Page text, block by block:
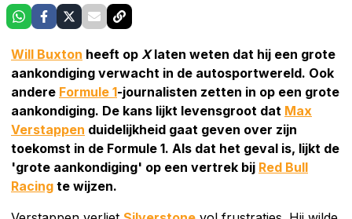
Will Buxton heeft op Xlaten weten dat hij een grote
aankondiging verwacht in de autosportwereld. Ook
andere Formule 1-journalisten zetten in op een grote
aankondiging. De kans lijkt levensgroot dat Max
Verstappen duidelijkheid gaat geven over zijn
toekomst in de Formule 1. Als dat het geval is, lijkt de
'grote aankondiging' op een vertrek bij Red Bull
Racing te wijzen.